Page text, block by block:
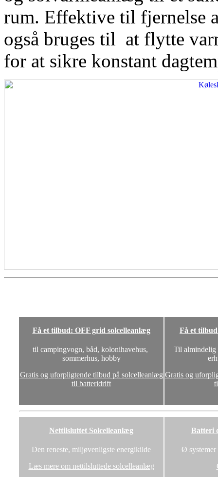
rum. Effektive til fjernelse
også bruges til at flytte
for at sikre konstant
Få et tilbud: OFF grid solcelleanlæg
til campingvogn, båd, kolonihavehus,
sommerhus, hobby
Gratis og uforpligtende tilbud på solcelleanlæg
til batteridrift
Få et
Til almindelig
Gratis og
Nettilsluttet Solcelleanlæg
Den reneste, miljøvenligste energikilde
Læs mere om nettilsluttede solcelleanlæg
Batteri
Ø